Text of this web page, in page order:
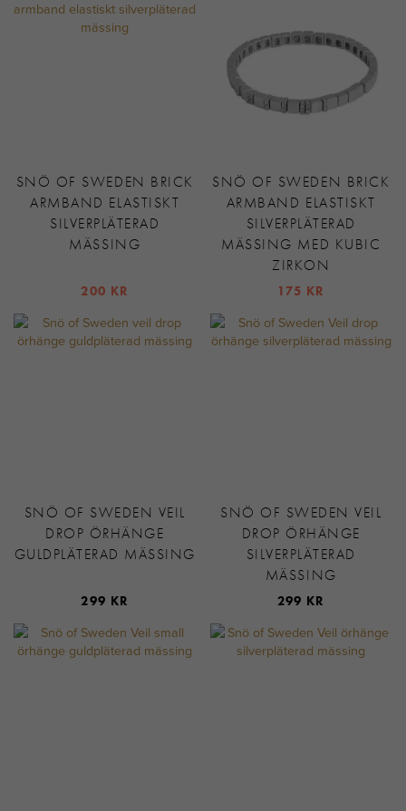
SNÖ OF SWEDEN BRICK
ARMBAND ELASTISKT
SILVERPLÄTERAD
MÄSSING
200 KR
SNÖ OF SWEDEN BRICK
ARMBAND ELASTISKT
SILVERPLÄTERAD
MÄSSING MED KUBIC
ZIRKON
175 KR
SNÖ OF SWEDEN VEIL
DROP ÖRHÄNGE
GULDPLÄTERAD MÄSSING
299 KR
SNÖ OF SWEDEN VEIL
DROP ÖRHÄNGE
SILVERPLÄTERAD
MÄSSING
299 KR